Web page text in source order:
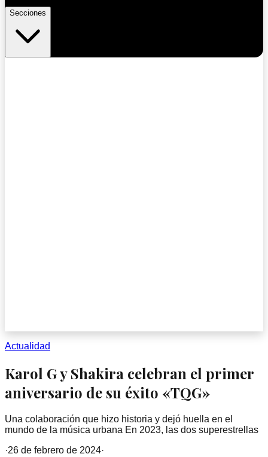
Secciones
Actualidad
Karol G y Shakira celebran el primer
aniversario de su éxito «TQG»
Una colaboración que hizo historia y dejó huella en el
mundo de la música urbana En 2023, las dos superestrellas
·26 de febrero de 2024·